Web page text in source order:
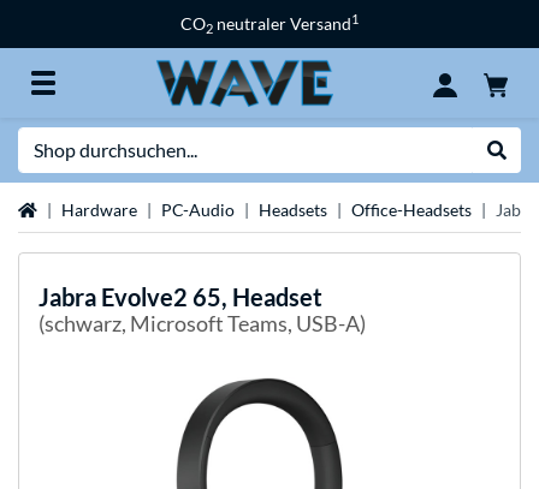
CO2 neutraler Versand1
StartseiteHardware PC-Audio Headsets Office-Headsets
Jabra Evolve2 65, Headset
(schwarz, Microsoft Teams, USB-A)